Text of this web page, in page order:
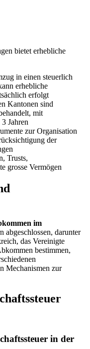
bietet erhebliche
in einen steuerlich
erhebliche
erfolgt
Kantonen sind
mit
Jahren
zur Organisation
der
Trusts,
grosse Vermögen
im
abgeschlossen, darunter
das Vereinigte
bestimmen,
Mechanismen zur
in der